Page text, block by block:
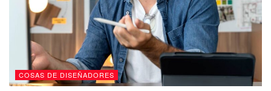
COSAS DE DISEÑADORES